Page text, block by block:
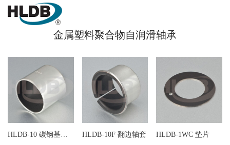
金属塑料聚合物自润滑轴承
HLDB-10F 翻边轴套 HLDB-1WC 垫片